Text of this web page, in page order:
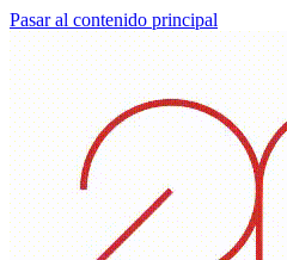
Pasar al contenido principal